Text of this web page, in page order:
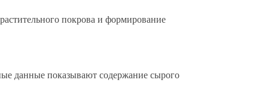
покрова и формирование
данные показывают содержание сырого